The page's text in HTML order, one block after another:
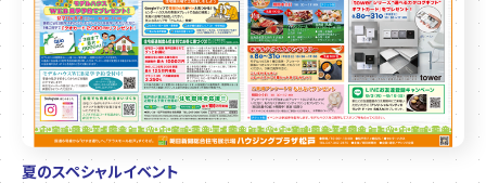
夏のスペシャルイベント